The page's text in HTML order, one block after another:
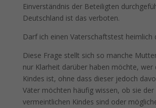
Einverständnis der Beteiligten
Deutschland ist das verboten.
Darf ich einen Vaterschaftstest heimlich
Diese Frage stellt sich so manche
nur Klarheit darüber haben möchte, wer
Kindes ist, ohne dass dieser jedoch
Väter möchten häufig wissen, ob sie der
vermeintlichen Kindes sind oder